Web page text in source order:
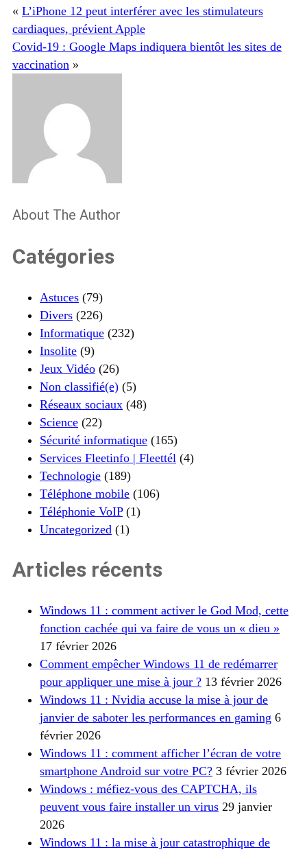
« L’iPhone 12 peut interférer avec les stimulateurs
cardiaques, prévient Apple
Covid-19 : Google Maps indiquera bientôt les sites de
vaccination »
About The Author
Catégories
Astuces (79)
Divers (226)
Informatique (232)
Insolite (9)
Jeux Vidéo (26)
Non classifié(e) (5)
Réseaux sociaux (48)
Science (22)
Sécurité informatique (165)
Services Fleetinfo | Fleettél (4)
Technologie (189)
Téléphone mobile (106)
Téléphonie VoIP(1)
Uncategorized (1)
Articles récents
Windows 11 : comment activer le God Mod, cette
fonction cachée qui va faire de vous un « dieu »
17 février 2026
Comment empêcher Windows 11 de redémarrer
pour appliquer une mise à jour ? 13 février 2026
Windows 11 : Nvidia accuse la mise à jour de
janvier de saboter les performances en gaming 6
février 2026
Windows 11 : comment afficher l’écran de votre
smartphone Android sur votre PC? 3 février 2026
Windows : méfiez-vous des CAPTCHA, ils
peuvent vous faire installer un virus 29 janvier
2026
Windows 11 : la mise à jour catastrophique de